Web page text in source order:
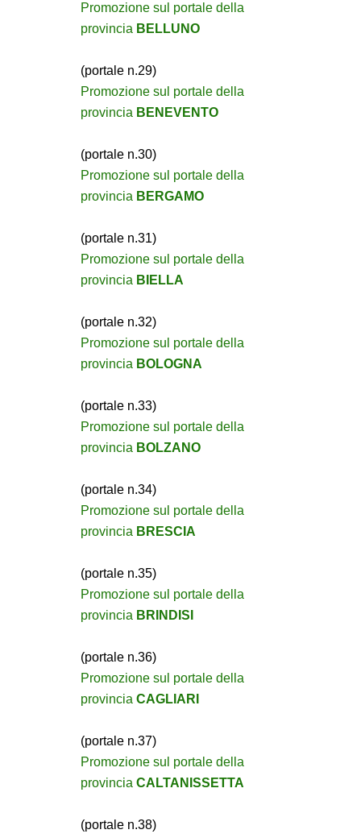
Promozione sul portale della
provincia BELLUNO
(portale n.29)
Promozione sul portale della
provincia BENEVENTO
(portale n.30)
Promozione sul portale della
provincia BERGAMO
(portale n.31)
Promozione sul portale della
provincia BIELLA
(portale n.32)
Promozione sul portale della
provincia BOLOGNA
(portale n.33)
Promozione sul portale della
provincia BOLZANO
(portale n.34)
Promozione sul portale della
provincia BRESCIA
(portale n.35)
Promozione sul portale della
provincia BRINDISI
(portale n.36)
Promozione sul portale della
provincia CAGLIARI
(portale n.37)
Promozione sul portale della
provincia CALTANISSETTA
(portale n.38)